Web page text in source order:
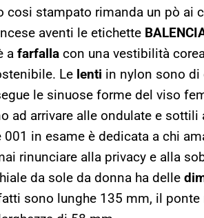
cosi stampato rimanda un pò ai
aventi le etichette
a farfalla con una vestibilità
Le lenti in nylon sono di
le sinuose forme del viso
ad arrivare alle ondulate e sottili
001 in esame è dedicata a chi
rinunciare alla privacy e alla
da sole da donna ha delle
sono lunghe 135 mm, il